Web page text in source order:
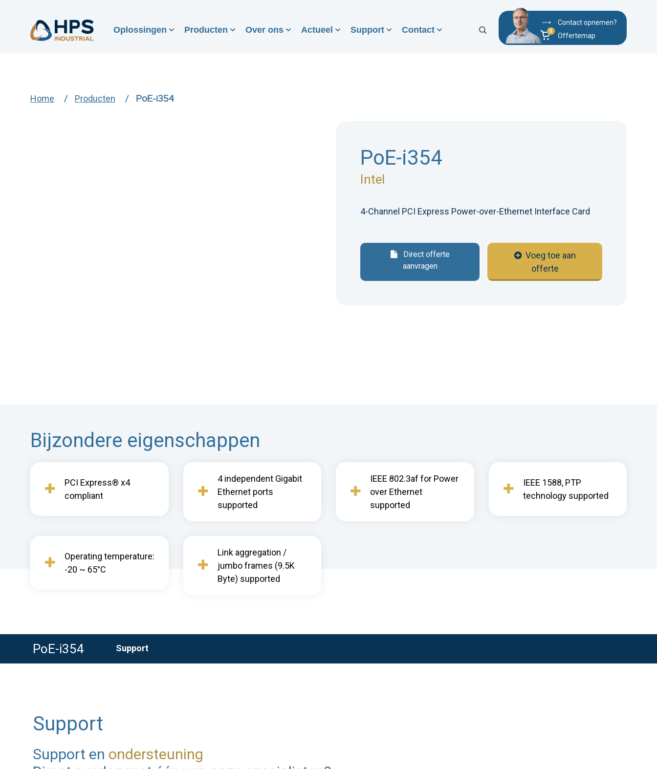
Oplossingen Producten Over ons Actueel Support Contact
Contact opnemen?
Offertemap
Home Producten PoE-i354
PoE-i354
Intel
4-Channel PCI Express Power-over-Ethernet Interface Card
Direct offerte
aanvragen
Voeg toe aan
offerte
Bijzondere eigenschappen
PCI Express® x4
compliant
4 independent Gigabit
Ethernet ports
supported
IEEE 802.3af for Power
over Ethernet
supported
IEEE 1588, PTP
technology supported
Operating temperature:
-20 ~ 65°C
Link aggregation /
jumbo frames (9.5K
Byte) supported
PoE-i354 Support
Support
Support en ondersteuning